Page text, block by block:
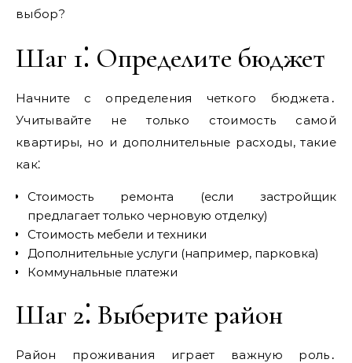
выбор?
Шаг 1⁚ Определите бюджет
Начните с определения четкого бюджета․
Учитывайте не только стоимость самой
квартиры, но и дополнительные расходы, такие
как⁚
Стоимость ремонта (если застройщик
предлагает только черновую отделку)
Стоимость мебели и техники
Дополнительные услуги (например, парковка)
Коммунальные платежи
Шаг 2⁚ Выберите район
Район проживания играет важную роль․